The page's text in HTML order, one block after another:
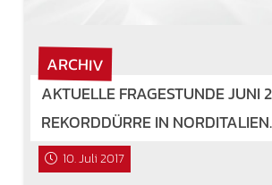
ARCHIV
AKTUELLE FRAGESTUNDE JUNI
REKORDDÜRRE IN NORDITALIEN.
10. Juli 2017